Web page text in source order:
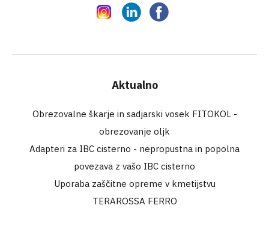
InstagramLinkedInFacebook
Aktualno
Obrezovalne škarje in sadjarski vosek FITOKOL -
obrezovanje oljk
Adapteri za IBC cisterno - nepropustna in popolna
povezava z vašo IBC cisterno
Uporaba zaščitne opreme v kmetijstvu
TERAROSSA FERRO